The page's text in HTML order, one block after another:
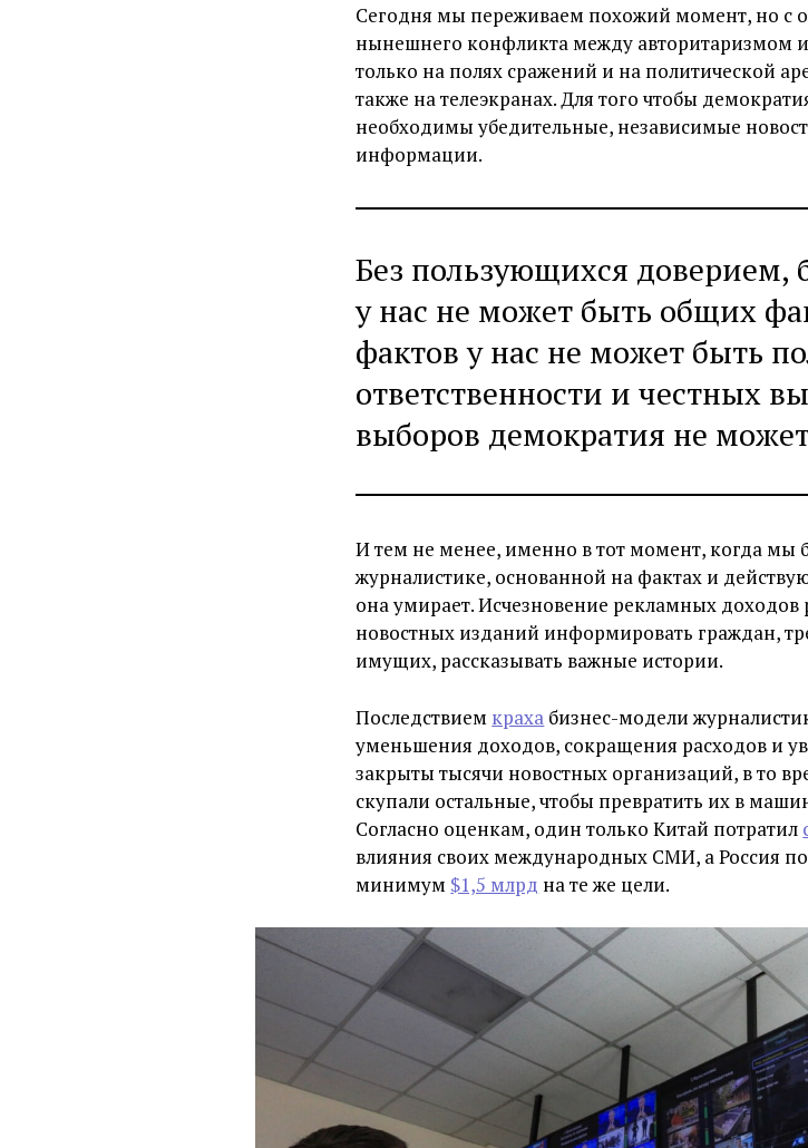
Сегодня мы переживаем похожий момент, но с
нынешнего конфликта между авторитаризмом
только на полях сражений и на политической
также на телеэкранах. Для того чтобы
необходимы убедительные, независимые
информации.
Без пользующихся доверием,
у нас не может быть общих
фактов у нас не может быть
ответственности и честных
выборов демократия не
И тем не менее, именно в тот момент, когда мы
журналистике, основанной на фактах и
она умирает. Исчезновение рекламных доходов
новостных изданий информировать граждан,
имущих, рассказывать важные истории.
Последствием краха бизнес-модели
уменьшения доходов, сокращения расходов и
закрыты тысячи новостных организаций, в то
скупали остальные, чтобы превратить их в
Согласно оценкам, один только Китай потратил
влияния своих международных СМИ, а Россия
минимум $1,5 млрд на те же цели.